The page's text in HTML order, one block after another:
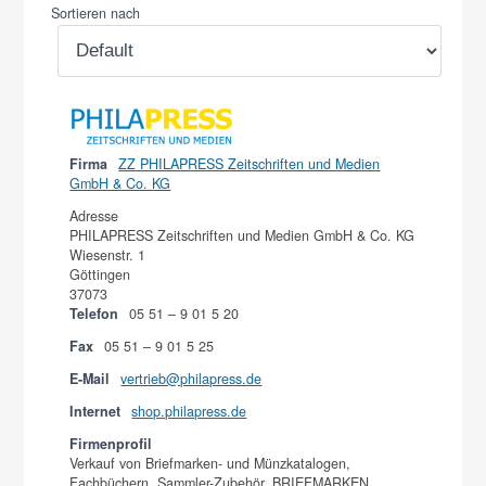
Sortieren nach
Firma ZZ PHILAPRESS Zeitschriften und Medien
GmbH & Co. KG
Adresse
PHILAPRESS Zeitschriften und Medien GmbH & Co. KG
Wiesenstr. 1
Göttingen
37073
Telefon
05 51 – 9 01 5 20
Fax 05 51 – 9 01 5 25
E-Mail
vertrieb@philapress.de
Internet shop.philapress.de
Firmenprofil
Verkauf von Briefmarken- und Münzkatalogen,